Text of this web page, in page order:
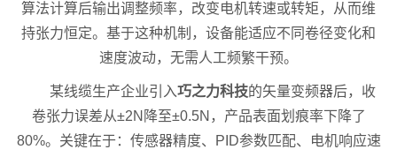
算法计算后输出调整频率，改变电机转速或转矩，从而维
持张力恒定。基于这种机制，设备能适应不同卷径变化和
速度波动，无需人工频繁干预。
某线缆生产企业引入巧之力科技的矢量变频器后，收
卷张力误差从±2N降至±0.5N，产品表面划痕率下降了
80%。关键在于：传感器精度、PID参数匹配、电机响应速